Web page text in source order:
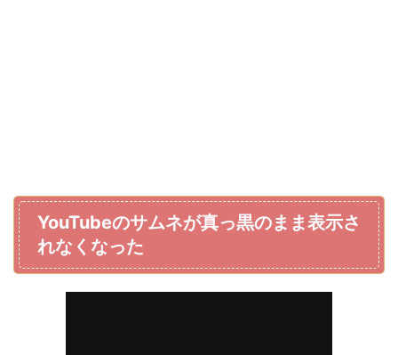
YouTubeのサムネが真っ黒のまま表示さ
れなくなった